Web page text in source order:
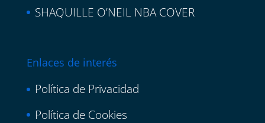
SHAQUILLE O’NEIL NBA COVER
Enlaces de interés
Política de Privacidad
Política de Cookies